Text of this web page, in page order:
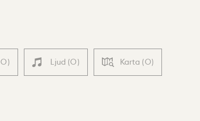
0) Ljud (0) Karta (0)